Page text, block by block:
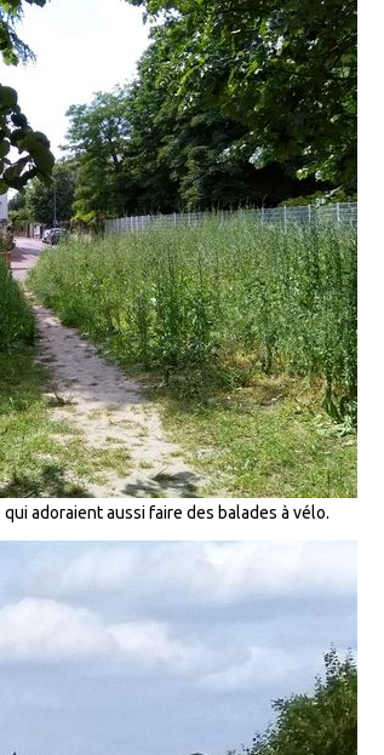
adoraient aussi faire des balades à vélo.